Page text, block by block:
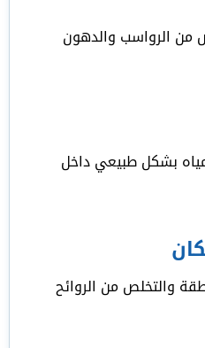
من الرواسب والدهون
بشكل طبيعي داخل
والتخلص من الروائح